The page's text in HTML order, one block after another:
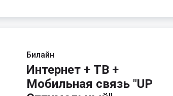
Билайн
Интернет + ТВ +
Мобильная связь "UP